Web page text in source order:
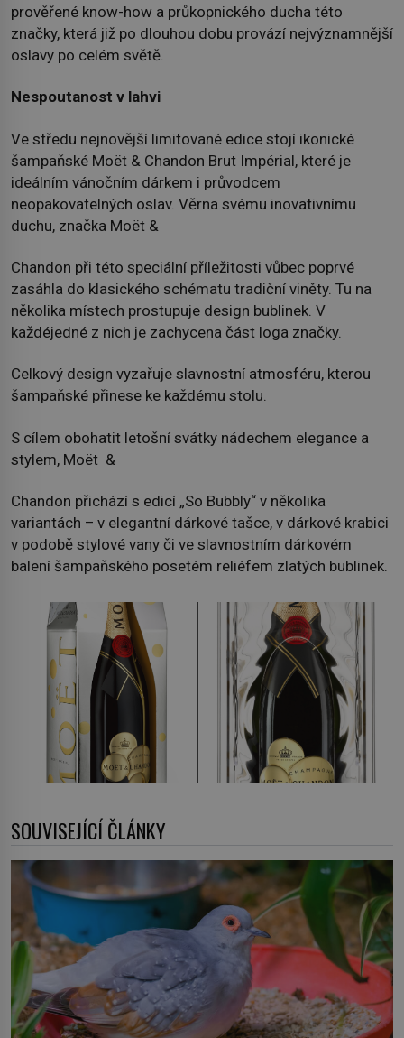
prověřené know-how a průkopnického ducha této
značky, která již po dlouhou dobu provází nejvýznamnější
oslavy po celém světě.
Nespoutanost v lahvi
Ve středu nejnovější limitované edice stojí ikonické
šampaňské Moët & Chandon Brut Impérial, které je
ideálním vánočním dárkem i průvodcem
neopakovatelných oslav. Věrna svému inovativnímu
duchu, značka Moët &
Chandon při této speciální příležitosti vůbec poprvé
zasáhla do klasického schématu tradiční viněty. Tu na
několika místech prostupuje design bublinek. V
každéjedné z nich je zachycena část loga značky.
Celkový design vyzařuje slavnostní atmosféru, kterou
šampaňské přinese ke každému stolu.
S cílem obohatit letošní svátky nádechem elegance a
stylem, Moët &
Chandon přichází s edicí „So Bubbly“ v několika
variantách – v elegantní dárkové tašce, v dárkové krabici
v podobě stylové vany či ve slavnostním dárkovém
balení šampaňského posetém reliéfem zlatých bublinek.
SOUVISEJÍCÍ ČLÁNKY